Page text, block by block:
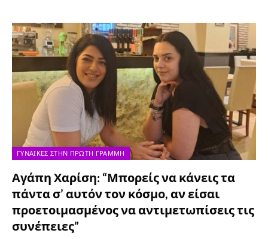
ΓΥΝΑΊΚΕΣ ΣΤΗΝ ΠΡΏΤΗ ΓΡΑΜΜΉ
Αγάπη Χαρίση: “Μπορείς να κάνεις τα
πάντα σ’ αυτόν τον κόσμο, αν είσαι
προετοιμασμένος να αντιμετωπίσεις τις
συνέπειες”